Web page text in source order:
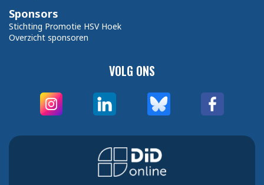
VOLG ONS
Sponsors
Stichting Promotie HSV Hoek
Overzicht sponsoren